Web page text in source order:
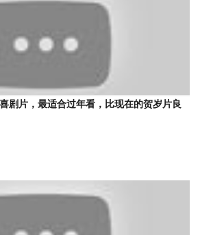
剧片，最适合过年看，比现在的贺岁片良